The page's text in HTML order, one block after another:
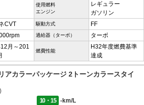
使用燃料
エンジン
レギュラー
ガソリン
CVT 駆動方式 FF
過給器（ターボ） ターボ
月～201
燃費性能
H32年度燃費基準
達成
アカラーパッケージ 2トーンカラースタイ
10・15
-km/L